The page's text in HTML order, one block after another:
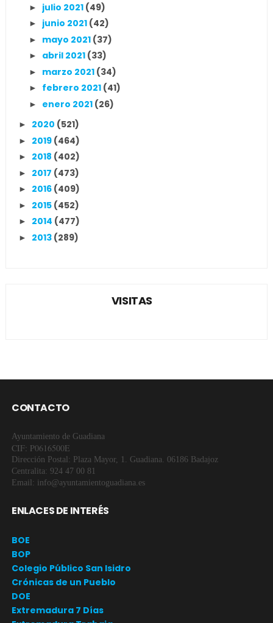
► julio 2021 (49)
► junio 2021 (42)
► mayo 2021 (37)
► abril 2021 (33)
► marzo 2021 (34)
► febrero 2021 (41)
► enero 2021 (26)
► 2020 (521)
► 2019 (464)
► 2018 (402)
► 2017 (473)
► 2016 (409)
► 2015 (452)
► 2014 (477)
► 2013 (289)
VISITAS
CONTACTO
Ayuntamiento de Guadiana
CIF: P0616500E
Dirección Postal: Plaza Mayor, 1. Guadiana. 06186 Badajoz
Centralita: 924 47 00 81
Email: info@ayuntamientoguadiana.es
ENLACES DE INTERÉS
BOE
BOP
Colegio Público San Isidro
Crónicas de un Pueblo
DOE
Extremadura 7 Días